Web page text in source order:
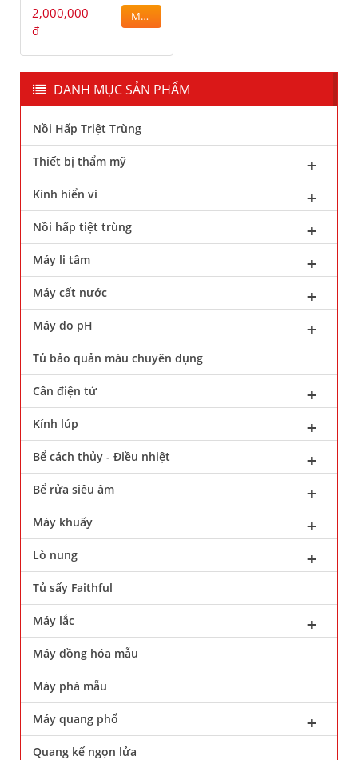
2,000,000
đ
MUA
DANH MỤC SẢN PHẨM
Nồi Hấp Triệt Trùng
Thiết bị thẩm mỹ
Kính hiển vi
Nồi hấp tiệt trùng
Máy li tâm
Máy cất nước
Máy đo pH
Tủ bảo quản máu chuyên dụng
Cân điện tử
Kính lúp
Bể cách thủy - Điều nhiệt
Bể rửa siêu âm
Máy khuấy
Lò nung
Tủ sấy Faithful
Máy lắc
Máy đồng hóa mẫu
Máy phá mẫu
Máy quang phổ
Quang kế ngọn lửa